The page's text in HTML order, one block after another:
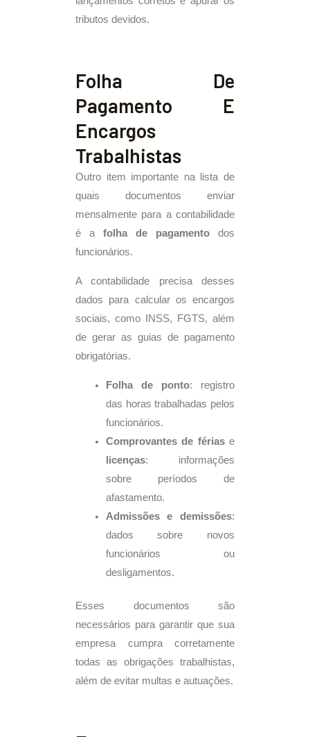
tributos devidos.
Folha De
Pagamento E
Encargos
Trabalhistas
Outro item importante na lista de
quais documentos enviar
mensalmente para a contabilidade
é a folha de pagamento dos
funcionários.
A contabilidade precisa desses
dados para calcular os encargos
sociais, como INSS, FGTS, além
de gerar as guias de pagamento
obrigatórias.
Folha de ponto: registro
das horas trabalhadas pelos
funcionários.
Comprovantes de fériase
licenças: informações
sobre períodos de
afastamento.
Admissões e demissões:
dados sobre novos
funcionários ou
desligamentos.
Esses documentos são
necessários para garantir que sua
empresa cumpra corretamente
todas as obrigações trabalhistas,
além de evitar multas e autuações.